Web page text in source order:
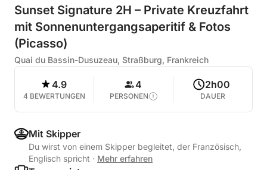
Sunset Signature 2H – Private Kreuzfahrt
mit Sonnenuntergangsaperitif & Fotos
(Picasso)
Quai du Bassin-Dusuzeau, Straßburg, Frankreich
4.9
4 BEWERTUNGEN
4
PERSONEN
2h00
DAUER
Mit Skipper
Du wirst von einem Skipper begleitet, der Französisch,
Englisch spricht · Mehr erfahren